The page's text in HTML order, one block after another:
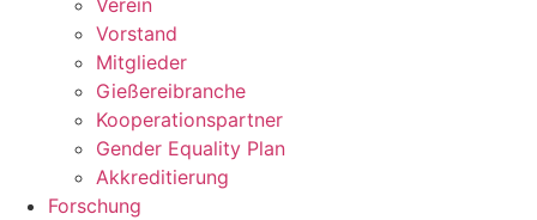
Verein
Vorstand
Mitglieder
Gießereibranche
Kooperationspartner
Gender Equality Plan
Akkreditierung
Forschung